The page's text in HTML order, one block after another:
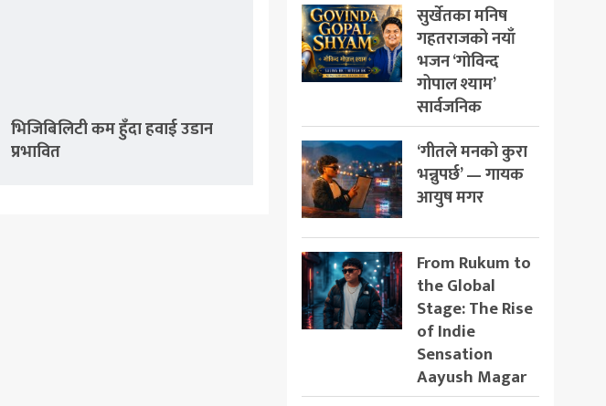
भिजिबिलिटी कम हुँदा हवाई उडान
प्रभावित
सुर्खेतका मनिष
गहतराजको नयाँ
भजन ‘गोविन्द
गोपाल श्याम’
सार्वजनिक
‘गीतले मनको कुरा
भन्नुपर्छ’ — गायक
आयुष मगर
From Rukum to
the Global
Stage: The Rise
of Indie
Sensation
Aayush Magar